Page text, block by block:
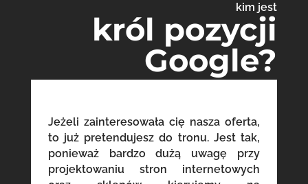
kim jest
król pozycji
Google?
Jeżeli zainteresowała cię nasza oferta,
to już pretendujesz do tronu. Jest tak,
ponieważ bardzo dużą uwagę przy
projektowaniu stron internetowych